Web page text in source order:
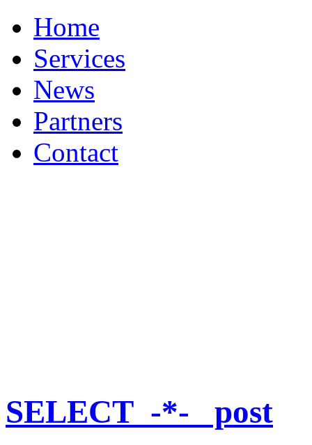
Home
Services
News
Partners
Contact
SELECT _-*-_ post